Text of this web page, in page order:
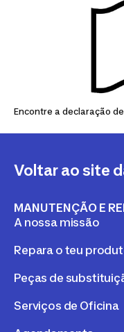
Encontre a declaração
Voltar ao site
MANUTENÇÃO E
A nossa missão
Repara o teu
Peças de
Serviços de Oficina